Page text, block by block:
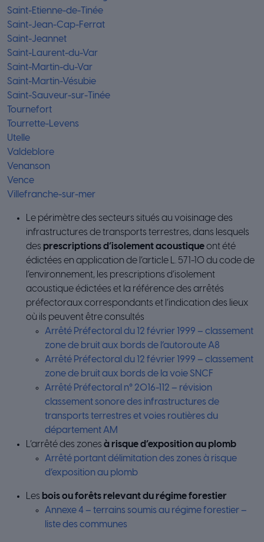
Saint-Etienne-de-Tinée
Saint-Jean-Cap-Ferrat
Saint-Jeannet
Saint-Laurent-du-Var
Saint-Martin-du-Var
Saint-Martin-Vésubie
Saint-Sauveur-sur-Tinée
Tournefort
Tourrette-Levens
Utelle
Valdeblore
Venanson
Vence
Villefranche-sur-mer
Le périmètre des secteurs situés au voisinage des
infrastructures de transports terrestres, dans lesquels
des prescriptions d’isolement acoustiqueont été
édictées en application de l’article L. 571-10 du code de
l’environnement, les prescriptions d’isolement
acoustique édictées et la référence des arrêtés
préfectoraux correspondants et l’indication des lieux
où ils peuvent être consultés
Arrêté Préfectoral du 12 février 1999 – classement
zone de bruit aux bords de l’autoroute A8
Arrêté Préfectoral du 12 février 1999 – classement
zone de bruit aux bords de la voie SNCF
Arrêté Préfectoral n° 2016-112 – révision
classement sonore des infrastructures de
transports terrestres et voies routières du
département AM
L’arrêté des zones à risque d’exposition au plomb
Arrêté portant délimitation des zones à risque
d’exposition au plomb
Les bois ou forêts relevant du régime forestier
Annexe 4 – terrains soumis au régime forestier –
liste des communes